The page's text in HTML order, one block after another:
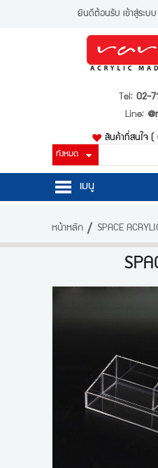
ยินดีต้อนรับ เข้าสู่ระบบ
Tel: 02-
Line:
สินค้าที่สนใจ (
เมนู
สินค้า
หน้าหลัก SPACE